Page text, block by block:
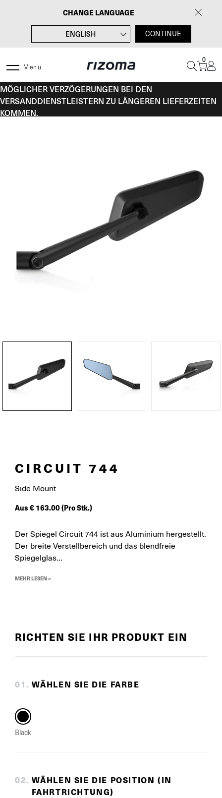
CHANGE LANGUAGE
ENGLISH
ITALIANO
ESPAÑOL
CONTINUE
Menu
0
MÖGLICHER VERZÖGERUNGEN BEI DEN
VERSANDDIENSTLEISTERN ZU LÄNGEREN LIEFERZEITEN
KOMMEN.
CIRCUIT 744
Side Mount
Aus€ 163.00(Pro Stk.)
Der Spiegel Circuit 744 ist aus Aluminium hergestellt.
Der breite Verstellbereich und das blendfreie
Spiegelglas...
MEHR LESEN >
RICHTEN SIE IHR PRODUKT EIN
01 . WÄHLEN SIE DIE FARBE
Black
02. WÄHLEN SIE DIE POSITION (IN
FAHRTRICHTUNG)